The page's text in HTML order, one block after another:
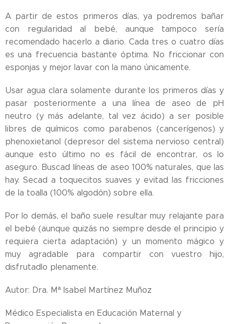
A partir de estos primeros días, ya podremos bañar
con regularidad al bebé, aunque tampoco sería
recomendado hacerlo a diario. Cada tres o cuatro días
es una frecuencia bastante óptima. No friccionar con
esponjas y mejor lavar con la mano únicamente.
Usar agua clara solamente durante los primeros días y
pasar posteriormente a una línea de aseo de pH
neutro (y más adelante, tal vez ácido) a ser posible
libres de químicos como parabenos (cancerígenos) y
phenoxietanol (depresor del sistema nervioso central)
aunque esto último no es fácil de encontrar, os lo
aseguro. Buscad líneas de aseo 100% naturales, que las
hay. Secad a toquecitos suaves y evitad las fricciones
de la toalla (100% algodón) sobre ella.
Por lo demás, el baño suele resultar muy relajante para
el bebé (aunque quizás no siempre desde el principio y
requiera cierta adaptación) y un momento mágico y
muy agradable para compartir con vuestro hijo,
disfrutadlo plenamente.
Autor: Dra. Mª Isabel Martínez Muñoz
Médico Especialista en Educación Maternal y